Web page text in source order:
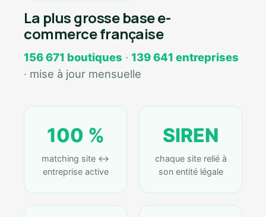
La plus grosse base e-
commerce française
156 671 boutiques · 139 641 entreprises
· mise à jour mensuelle
100 %
matching site ↔
entreprise active
SIREN
chaque site relié à
son entité légale